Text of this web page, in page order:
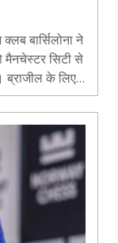
बार्सिलोना ने
मैनचेस्टर सिटी से
ब्राजील के लिए
में महिला